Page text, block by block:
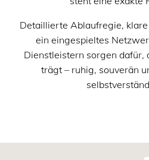
Detaillierte Ablaufregie,
ein eingespieltes
Dienstleistern sorgen dafür,
trägt – ruhig, souverän